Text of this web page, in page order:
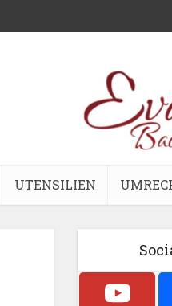
UTENSILIEN